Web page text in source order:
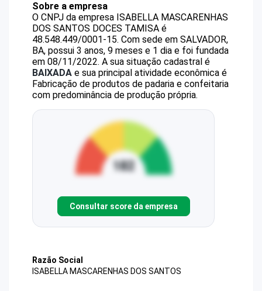
Sobre a empresa
O CNPJ da empresa ISABELLA MASCARENHAS
DOS SANTOS DOCES TAMISA é
48.548.449/0001-15. Com sede em SALVADOR,
BA, possui 3 anos, 9 meses e 1 dia e foi fundada
em 08/11/2022. A sua situação cadastral é
BAIXADA e sua principal atividade econômica é
Fabricação de produtos de padaria e confeitaria
com predominância de produção própria.
Consultar score da empresa
Razão Social
ISABELLA MASCARENHAS DOS SANTOS